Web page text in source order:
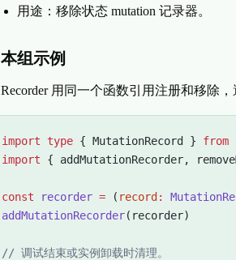
用途：移除状态 mutation 记录器。
本组示例
Recorder 用同一个函数引用注册和移除，
import type { MutationRecord } from
import { addMutationRecorder,
const recorder = ( record :
addMutationRecorder(recorder)
// 调试结束或实例卸载时清理。